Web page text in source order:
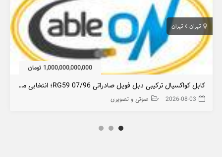
تهران تهران
1,000,000,000,000 تومان
کابل کواکسیال ترکیبی دبل فویل صادراتی RG59 07/96؛ انتخابی مطمئن برای پروژه‌های حرفه‌ای انتقال تصویر
2026-08-03 صوتی و تصویری